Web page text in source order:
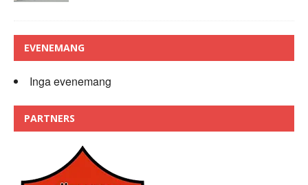
EVENEMANG
Inga evenemang
PARTNERS